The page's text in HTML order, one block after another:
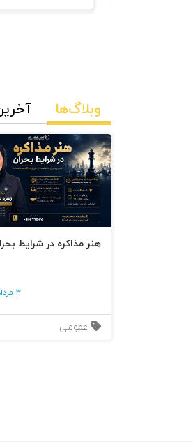
وبلاگ‌ها
هنر مذاکره در شرایط
3 مرداد 1405
عمومی